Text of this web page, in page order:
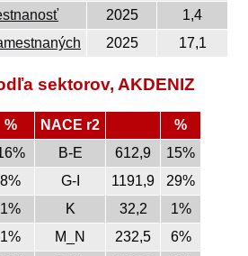
2025
1,4
2025 17,1
sektorov, AKDENIZ
% NACE r2
%
B-E 612,9
15%
8% G-I 1191,9
29%
1% K 32,2
1%
1% M_N 232,5
6%